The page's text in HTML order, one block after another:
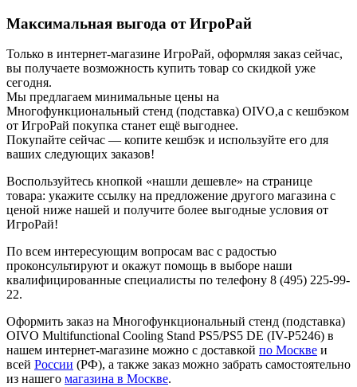
Максимальная выгода от ИгроРай
Только в интернет-магазине ИгроРай, оформляя заказ сейчас,
вы получаете возможность купить товар со скидкой уже
сегодня.
Мы предлагаем минимальные цены на
Многофункциональный стенд (подставка) OIVO,а с кешбэком
от ИгроРай покупка станет ещё выгоднее.
Покупайте сейчас — копите кешбэк и используйте его для
ваших следующих заказов!
Воспользуйтесь кнопкой «нашли дешевле» на странице
товара: укажите ссылку на предложение другого магазина с
ценой ниже нашей и получите более выгодные условия от
ИгроРай!
По всем интересующим вопросам вас с радостью
проконсультируют и окажут помощь в выборе наши
квалифицированные специалисты по телефону 8 (495) 225-99-
22.
Оформить заказ на Многофункциональный стенд (подставка)
OIVO Multifunctional Cooling Stand PS5/PS5 DE (IV-P5246) в
нашем интернет-магазине можно с доставкой по Москве и
всей России (РФ), а также заказ можно забрать самостоятельно
из нашего магазина в Москве.